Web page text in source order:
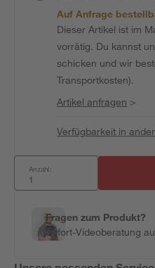
Auf Anfrage
Dieser Artikel ist im
vorrätig. Du kannst
schicken und wir
Transportkosten).
Artikel anfragen >
Verfügbarkeit in
Anzahl:
Fragen zum Produkt?
Sofort-Videoberatung